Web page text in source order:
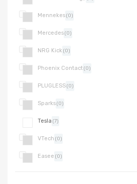
Mennekes(0)
Mercedes(0)
NRG Kick(0)
Phoenix Contact(0)
PLUGLESS(0)
Sparks(0)
Tesla (7)
VTech (0)
Easee (0)